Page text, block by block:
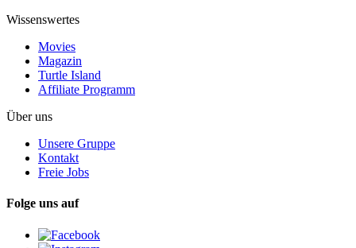
Wissenswertes
Movies
Magazin
Turtle Island
Affiliate Programm
Über uns
Unsere Gruppe
Kontakt
Freie Jobs
Folge uns auf